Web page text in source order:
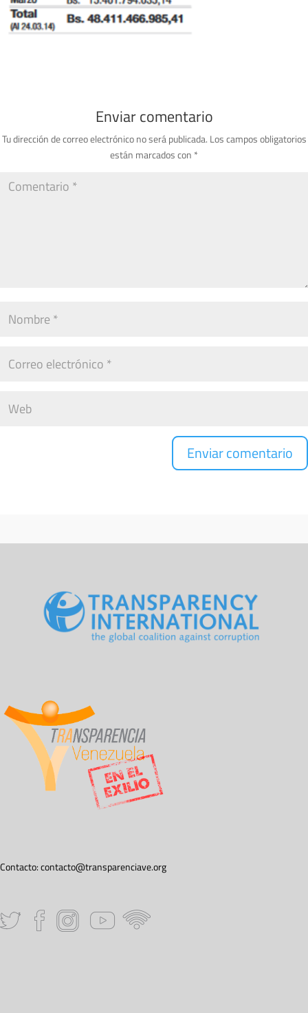
Enviar comentario
Tu dirección de correo electrónico no será publicada. Los campos obligatorios
están marcados con *
Contacto:contacto@transparenciave.org